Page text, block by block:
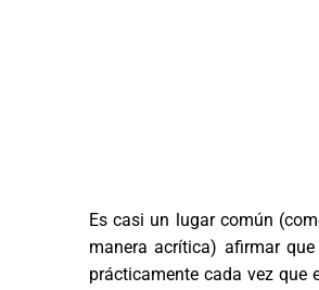
Es casi un lugar común
manera acrítica) afirmar
prácticamente cada vez que